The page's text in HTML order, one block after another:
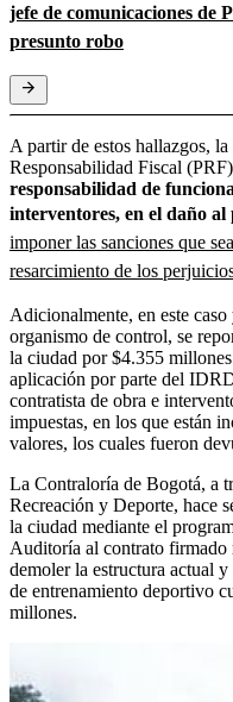
jefe de comunicaciones de
presunto robo
A partir de estos hallazgos,
Responsabilidad Fiscal
responsabilidad de
interventores, en el daño
imponer las sanciones que
resarcimiento de los
Adicionalmente, en este
organismo de control, se
la ciudad por $4.355
aplicación por parte del
contratista de obra e
impuestas, en los que están
valores, los cuales fueron
La Contraloría de Bogotá, a
Recreación y Deporte, hace
la ciudad mediante el
Auditoría al contrato firmado
demoler la estructura actual
de entrenamiento deportivo
millones.